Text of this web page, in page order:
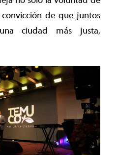
de que juntos
ciudad más justa,